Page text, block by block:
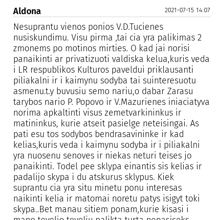
2021-07-15 14:07
Aldona
Nesuprantu vienos ponios V.D.Tucienes
nusiskundimu. Visu pirma ,tai cia yra palikimas 2
zmonems po motinos mirties. O kad jai norisi
panaikinti ar privatizuoti valdiska kelua,kuris veda
i LR respublikos Kulturos paveldui priklausanti
piliakalni ir i kaimynu sodyba tai suinteresuotu
asmenu.t.y buvusiu semo nariu,o dabar Zarasu
tarybos nario P. Popovo ir V.Mazurienes iniaciatyva
norima apkaltinti visus zemetvarkininkus ir
matininkus, kurie atseit pasielge neteisingai. As
pati esu tos sodybos bendrasavininke ir kad
kelias,kuris veda i kaimynu sodyba ir i piliakalni
yra nuosenu senoves ir niekas neturi teises jo
panaikinti. Todel pee sklypa einantis sis kelias ir
padalijo skypa i du atskurus sklypus. Kiek
suprantu cia yra situ minetu ponu interesas
naikinti kelia ir matomai noretu patys isigyt toki
skypa..Bet manau sitiem ponam,kurie kisasi i